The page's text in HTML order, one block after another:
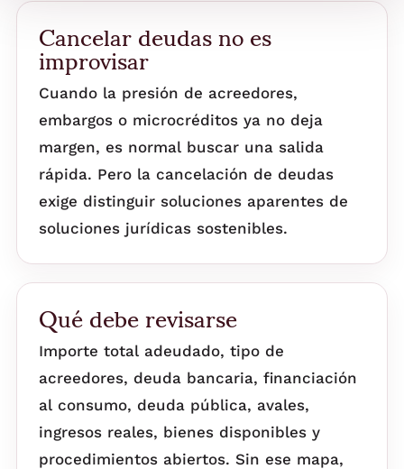
Cancelar deudas no es
improvisar
Cuando la presión de acreedores,
embargos o microcréditos ya no deja
margen, es normal buscar una salida
rápida. Pero la cancelación de deudas
exige distinguir soluciones aparentes de
soluciones jurídicas sostenibles.
Qué debe revisarse
Importe total adeudado, tipo de
acreedores, deuda bancaria, financiación
al consumo, deuda pública, avales,
ingresos reales, bienes disponibles y
procedimientos abiertos. Sin ese mapa,